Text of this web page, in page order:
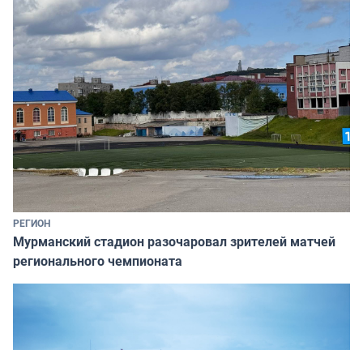
РЕГИОН
Мурманский стадион разочаровал зрителей матчей
регионального чемпионата